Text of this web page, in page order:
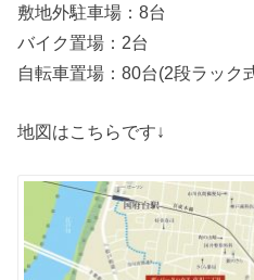
敷地外駐車場：8台
バイク置場：2台
自転車置場：80台(2段ラック
地図はこちらです↓